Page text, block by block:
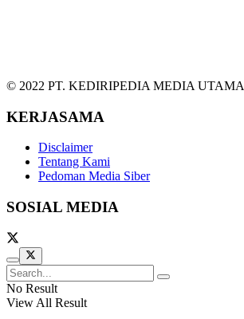
© 2022 PT. KEDIRIPEDIA MEDIA UTAMA
KERJASAMA
Disclaimer
Tentang Kami
Pedoman Media Siber
SOSIAL MEDIA
No Result
View All Result